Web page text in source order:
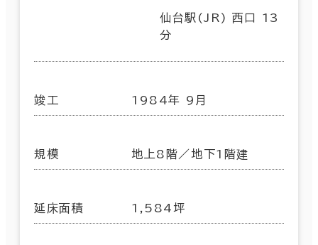
仙台駅(JR) 西口 13
分
竣工 1984年 9月
規模 地上8階／地下1階建
延床面積 1,584坪